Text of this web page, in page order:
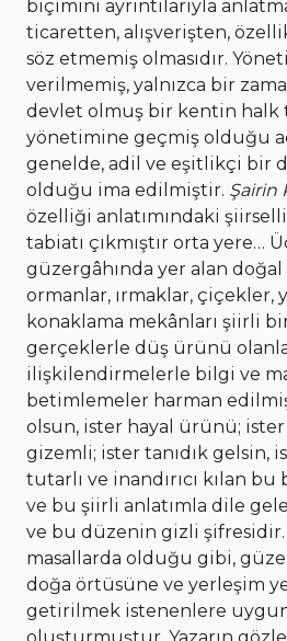
biçimini ayrıntılarıyla
ticaretten, alışverişten,
söz etmemiş olmasıdır.
verilmemiş, yalnızca bir
devlet olmuş bir kentin halk
yönetimine geçmiş olduğu
genelde, adil ve eşitlikçi bir
olduğu ima edilmiştir. Şairin
özelliği anlatımındaki
tabiatı çıkmıştır orta yere…
güzergâhında yer alan
ormanlar, ırmaklar, çiçekler,
konaklama mekânları şiirli
gerçeklerle düş ürünü
ilişkilendirmelerle bilgi ve
betimlemeler harman
olsun, ister hayal ürünü;
gizemli; ister tanıdık gelsin,
tutarlı ve inandırıcı kılan
ve bu şiirli anlatımla dile
ve bu düzenin gizli
masallarda olduğu gibi,
doğa örtüsüne ve yerleşim
getirilmek istenenlere